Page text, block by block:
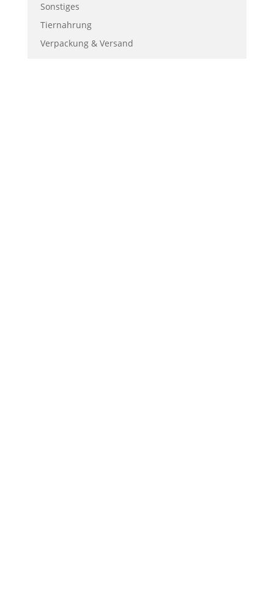
Sonstiges
Tiernahrung
Verpackung & Versand